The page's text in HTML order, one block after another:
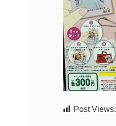
Post Views: